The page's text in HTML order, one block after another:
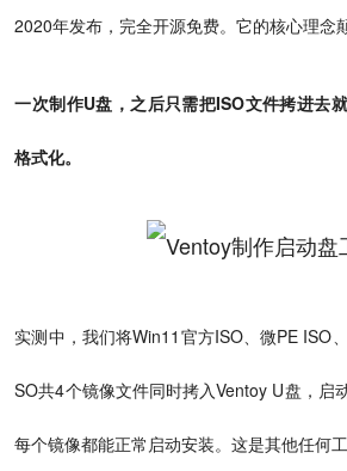
2020年发布，完全开源免费。它的核心理念
一次制作U盘，之后只需把ISO文件拷进去
格式化。
实测中，我们将Win11官方ISO、微PE ISO
SO共4个镜像文件同时拷入Ventoy U盘，启
每个镜像都能正常启动安装。这是其他任何工